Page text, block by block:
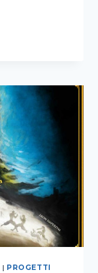
| PROGETTI